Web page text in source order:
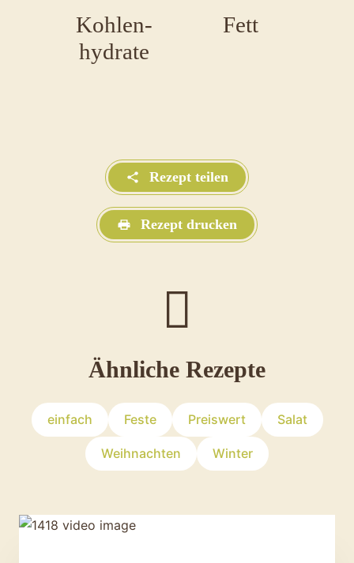
Kohlen-
hydrate
Fett
Rezept teilen
Rezept drucken
Ähnliche Rezepte
einfach Feste Preiswert Salat
Weihnachten Winter